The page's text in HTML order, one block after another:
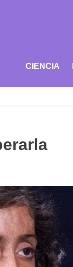
CIENCIA